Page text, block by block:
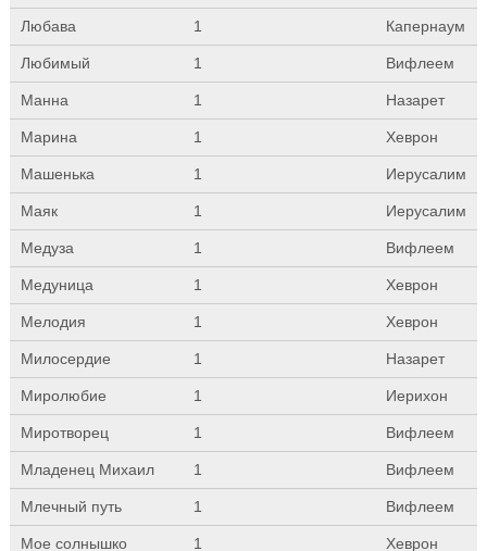
Любава 1 Капернаум
Любимый 1 Вифлеем
Манна 1 Назарет
Марина 1 Хеврон
Машенька 1 Иерусалим
Маяк 1 Иерусалим
Медуза 1 Вифлеем
Медуница 1 Хеврон
Мелодия 1 Хеврон
Милосердие 1 Назарет
Миролюбие 1 Иерихон
Миротворец 1 Вифлеем
Младенец Михаил 1 Вифлеем
Млечный путь 1 Вифлеем
Мое солнышко 1 Хеврон